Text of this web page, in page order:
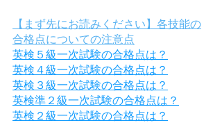
【まず先にお読みください】各技能の
合格点についての注意点
英検５級一次試験の合格点は？
英検４級一次試験の合格点は？
英検３級一次試験の合格点は？
英検準２級一次試験の合格点は？
英検２級一次試験の合格点は？